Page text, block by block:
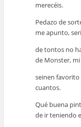
merecéis.
Pedazo de
me apunto,
de tontos no
de Monster, mi
seinen
cuantos.
Qué buena
de ir teniendo